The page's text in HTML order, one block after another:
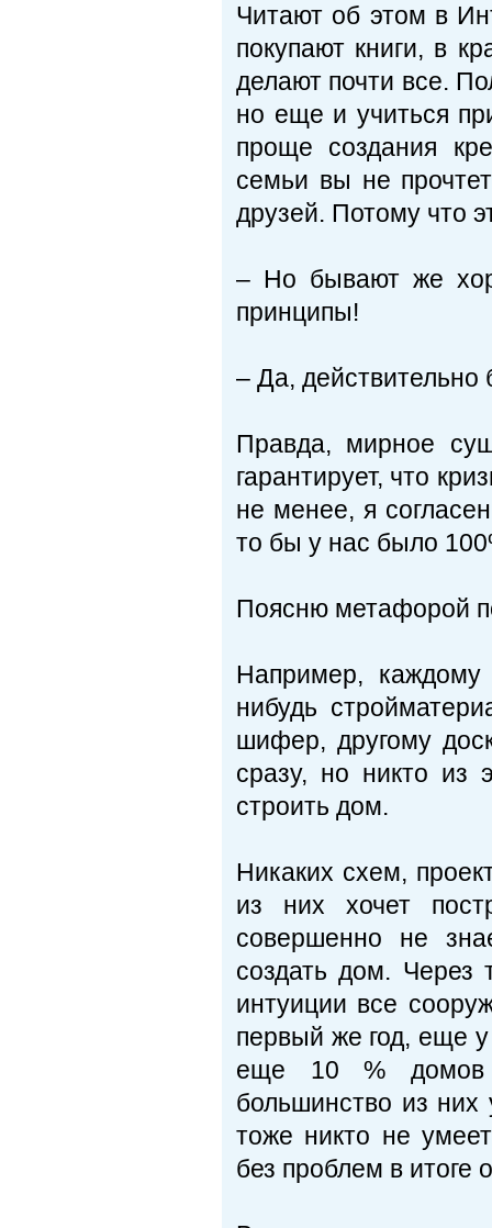
Читают об этом в
покупают книги, в
делают почти все.
но еще и учиться
проще создания
семьи вы не
друзей. Потому что
– Но бывают же
принципы!
– Да, действительно
Правда, мирное
гарантирует, что
не менее, я
то бы у нас было
Поясню метафорой
Например,
нибудь
шифер, другому
сразу, но никто из
строить дом.
Никаких схем,
из них хочет
совершенно не
создать дом. Через
интуиции все
первый же год, еще
еще 10 % домов
большинство из них
тоже никто не
без проблем в итоге